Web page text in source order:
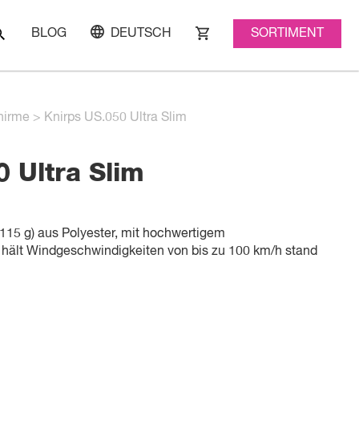
BLOG DEUTSCH SORTIMENT
> Knirps US.050 Ultra Slim
Ultra Slim
g) aus Polyester, mit hochwertigem
Windgeschwindigkeiten von bis zu 100 km/h stand